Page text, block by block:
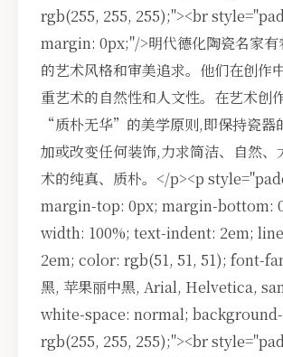
rgb(255, 255, 255);"><br
margin: 0px;"/>明代德化陶瓷名家有
的艺术风格和审美追求。他们在创作
重艺术的自然性和人文性。在艺术创
“质朴无华”的美学原则,即保持瓷器
加或改变任何装饰,力求简洁、自然、
术的纯真、质朴。</p><p
margin-top: 0px; margin-bottom:
width: 100%; text-indent: 2em;
2em; color: rgb(51, 51, 51); font-
黑, 苹果丽中黑, Arial, Helvetica,
white-space: normal;
rgb(255, 255, 255);"><br